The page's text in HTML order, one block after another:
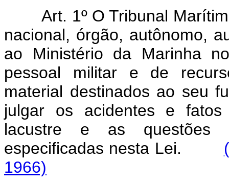
Art. 1º O Tribunal
nacional, órgão, autônomo,
ao Ministério da Marinha
pessoal militar e de
material destinados ao seu
julgar os acidentes e
lacustre e as questões
especificadas nesta Lei.
1966)